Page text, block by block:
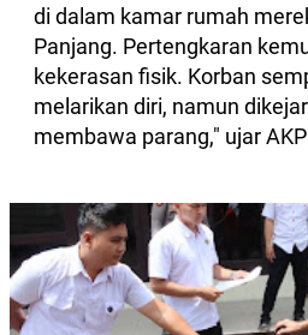
di dalam kamar rumah
Panjang. Pertengkaran
kekerasan fisik. Korban
melarikan diri, namun
membawa parang," ujar